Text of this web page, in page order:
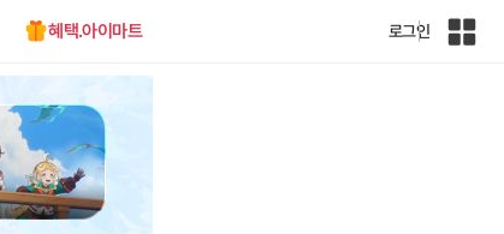
혜택.아이마트 로그인
인